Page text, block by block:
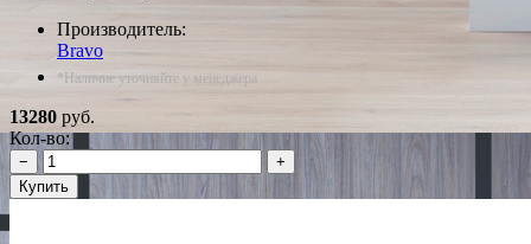
Производитель:
Bravo
*Наличие уточняйте у менеджера
13280 руб.
Кол-во:
−
+
Купить